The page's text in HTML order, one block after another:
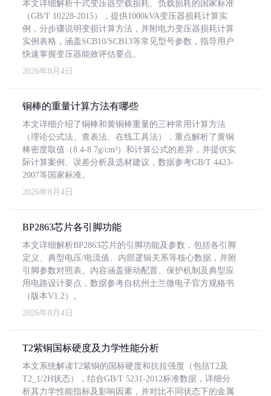
本文详细解析干式变压器空载损耗、负载损耗的国家标准
（GB/T 10228-2015），提供1000kVA变压器损耗计算实
例，分步骤说明变损计算方法，并附电力变压器损耗计算
实例表格，涵盖SCB10/SCB13等常见型号参数，指导用户
快速掌握变压器能效评估要点。
2026年8月4日
铜棒的重量计算方法有哪些
本文详细介绍了铜棒和黄铜棒重量的三种常用计算方法
（理论公式法、查表法、在线工具法），重点解析了黄铜
棒密度取值（8.4-8.7g/cm³）和计算公式的差异，并提供实
际计算案例、误差分析及选材建议，数据参考GB/T 4423-
2007等国家标准。
2026年8月4日
BP2863芯片各引脚功能
本文详细解析BP2863芯片的引脚功能及参数，包括各引脚
定义、典型电压/电流值、内部逻辑关系等核心数据，并附
引脚参数对照表。内容涵盖驱动配置、保护机制及典型应
用电路设计要点，数据参考自杭州士兰微电子官方规格书
（版本V1.2）。
2026年8月4日
T2紫铜国标硬度及力学性能分析
本文系统解读T2紫铜的国标硬度和抗拉强度（包括T2及
T2_1/2H状态），结合GB/T 5231-2012标准数据，详细分
析其力学性能指标及影响因素，并对比不同状态下的金属